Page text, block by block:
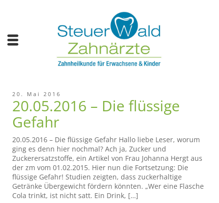
20. Mai 2016
20.05.2016 – Die flüssige
Gefahr
20.05.2016 – Die flüssige Gefahr Hallo liebe Leser, worum
ging es denn hier nochmal? Ach ja, Zucker und
Zuckerersatzstoffe, ein Artikel von Frau Johanna Hergt aus
der zm vom 01.02.2015. Hier nun die Fortsetzung: Die
flüssige Gefahr! Studien zeigten, dass zuckerhaltige
Getränke Übergewicht fördern könnten. „Wer eine Flasche
Cola trinkt, ist nicht satt. Ein Drink, […]